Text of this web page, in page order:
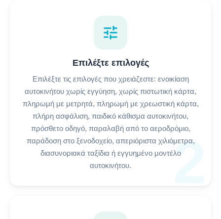
2
tune
Επιλέξτε επιλογές
Επιλέξτε τις επιλογές που χρειάζεστε: ενοικίαση
αυτοκινήτου χωρίς εγγύηση, χωρίς πιστωτική κάρτα,
πληρωμή με μετρητά, πληρωμή με χρεωστική κάρτα,
πλήρη ασφάλιση, παιδικό κάθισμα αυτοκινήτου,
πρόσθετο οδηγό, παραλαβή από το αεροδρόμιο,
παράδοση στο ξενοδοχείο, απεριόριστα χιλιόμετρα,
διασυνοριακά ταξίδια ή εγγυημένο μοντέλο
αυτοκινήτου.